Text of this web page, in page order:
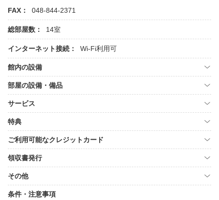
FAX：
048-844-2371
総部屋数： 14室
インターネット接続： Wi-Fi利用可
館内の設備
部屋の設備・備品
サービス
特典
ご利用可能なクレジットカード
領収書発行
その他
条件・注意事項